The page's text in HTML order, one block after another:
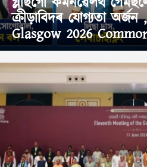
ক্ৰীড়াবিদৰ যোগ্যতা
Glasgow 2026